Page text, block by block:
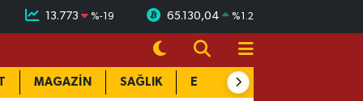
13.773 %-19 65.130,04 %1.2
MAGAZİN SAĞLIK EĞİTİM